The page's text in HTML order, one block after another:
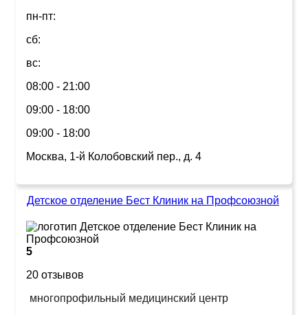
пн-пт:
сб:
вс:
08:00 - 21:00
09:00 - 18:00
09:00 - 18:00
Москва, 1-й Колобовский пер., д. 4
Детское отделение Бест Клиник на Профсоюзной
5
20 отзывов
многопрофильный медицинский центр